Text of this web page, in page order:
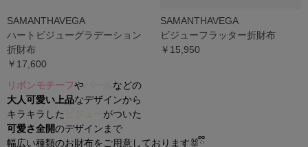
SAMANTHAVEGA
ハートビジューグラデーション
折財布
￥17,600
SAMANTHAVEGA
ビジューフラッター折財布
￥15,950
リボンモチーフや
などの
大人可愛い上品なデザインから
キラキラした ビジューがついた
可愛さ全開のデザインまで
幅広い種類のお財布をご用意しております🐰ྀི